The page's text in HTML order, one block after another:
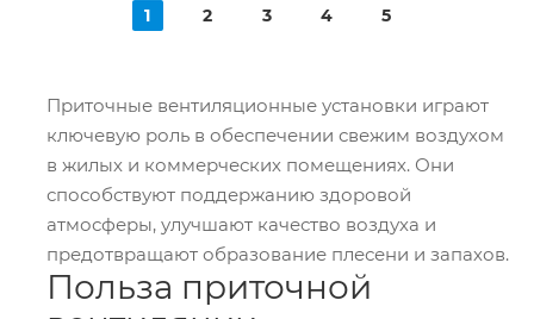
1 2 3 4 5
Приточные вентиляционные установки играют
ключевую роль в обеспечении свежим воздухом
в жилых и коммерческих помещениях. Они
способствуют поддержанию здоровой
атмосферы, улучшают качество воздуха и
предотвращают образование плесени и запахов.
Польза приточной